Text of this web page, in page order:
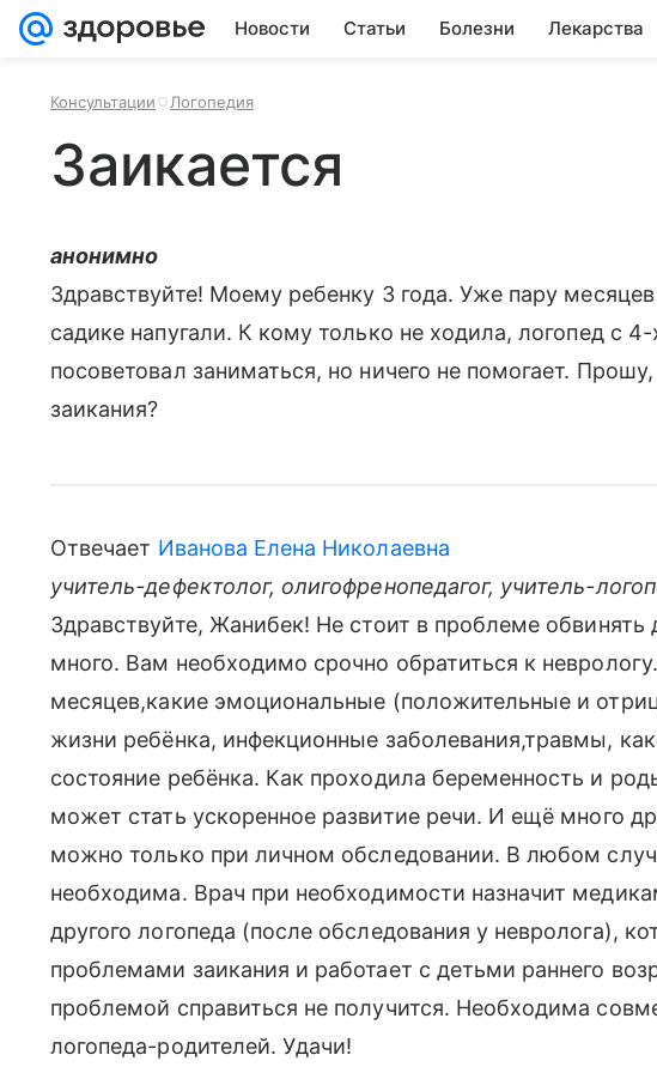
Новости Статьи Болезни Лекарства
Консультации Логопедия
Заикается
анонимно
Здравствуйте! Моему ребенку 3 года. Уже пару
садике напугали. К кому только не ходила, логопед с
посоветовал заниматься, но ничего не помогает.
заикания?
Отвечает Иванова Елена Николаевна
учитель-дефектолог, олигофренопедагог, учитель-
Здравствуйте, Жанибек! Не стоит в проблеме обвинять
много. Вам необходимо срочно обратиться к
месяцев,какие эмоциональные (положительные и
жизни ребёнка, инфекционные заболевания,травмы,
состояние ребёнка. Как проходила беременность и
может стать ускоренное развитие речи. И ещё много
можно только при личном обследовании. В любом
необходима. Врач при необходимости назначит
другого логопеда (после обследования у невролога),
проблемами заикания и работает с детьми раннего
проблемой справиться не получится. Необходима
логопеда-родителей. Удачи!